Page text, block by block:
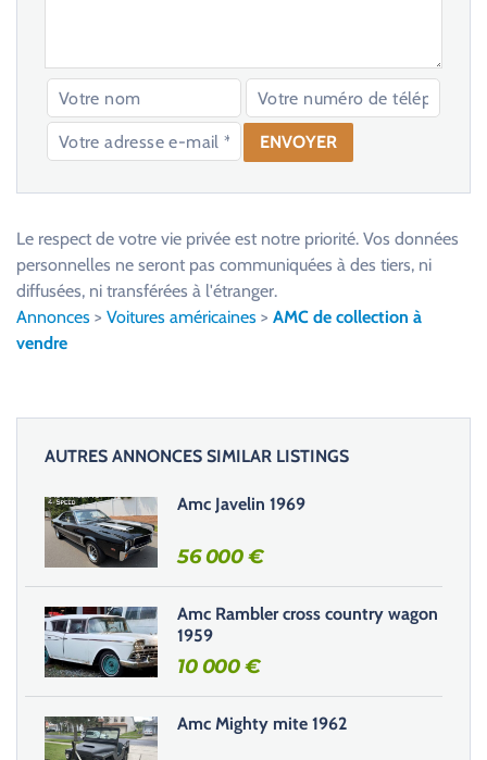
e
s
e
c
e
c
h
a
m
p
v
Le respect de votre vie privée est notre priorité. Vos données
personnelles ne seront pas communiquées à des tiers, ni
diffusées, ni transférées à l'étranger.
Annonces > Voitures américaines > AMC de collection à
vendre
AUTRES ANNONCES SIMILAR LISTINGS
Amc Javelin 1969
56 000€
Amc Rambler cross country wagon
1959
10 000€
Amc Mighty mite 1962